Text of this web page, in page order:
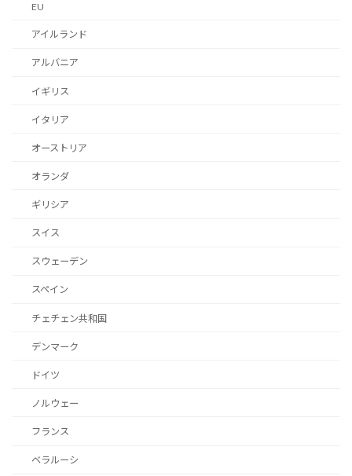
EU
アイルランド
アルバニア
イギリス
イタリア
オーストリア
オランダ
ギリシア
スイス
スウェーデン
スペイン
チェチェン共和国
デンマーク
ドイツ
ノルウェー
フランス
ベラルーシ